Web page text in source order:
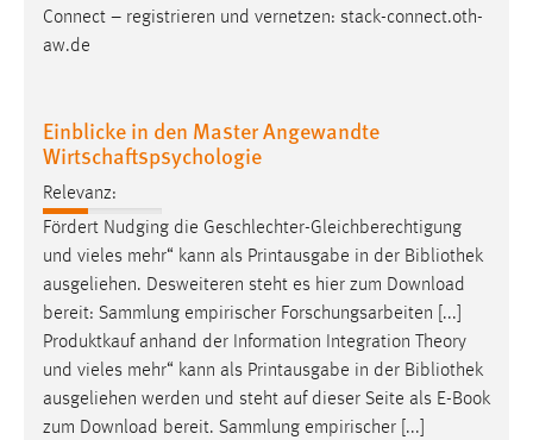
Connect – registrieren und vernetzen: stack-connect.oth-
aw.de
Einblicke in den Master Angewandte
Wirtschaftspsychologie
Relevanz:
Fördert Nudging die Geschlechter-Gleichberechtigung
und vieles mehr“ kann als Printausgabe in der Bibliothek
ausgeliehen. Desweiteren steht es hier zum Download
bereit: Sammlung empirischer Forschungsarbeiten [...]
Produktkauf anhand der Information Integration Theory
und vieles mehr“ kann als Printausgabe in der Bibliothek
ausgeliehen werden und steht auf dieser Seite als E-Book
zum Download bereit. Sammlung empirischer [...]
Dieser Cookie ist notwendig um sich an der Website
einloggen zu können.
Cookie Laufzeit:
24 Stunden
STATISTIK
Statistik Cookies erfassen Informationen anonym.
Diese Informationen helfen uns zu verstehen, wie
unsere Besucher unsere Website nutzen.